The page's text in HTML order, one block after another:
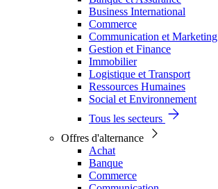
Business International
Commerce
Communication et Marketing
Gestion et Finance
Immobilier
Logistique et Transport
Ressources Humaines
Social et Environnement
Tous les secteurs
Offres d'alternance
Achat
Banque
Commerce